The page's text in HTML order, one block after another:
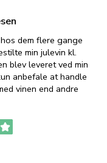
dem flere gange
min julevin kl.
blev leveret ved min
anbefale at handle
vinen end andre